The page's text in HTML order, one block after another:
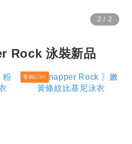
Rock 泳裝新品
零碼2/3Y